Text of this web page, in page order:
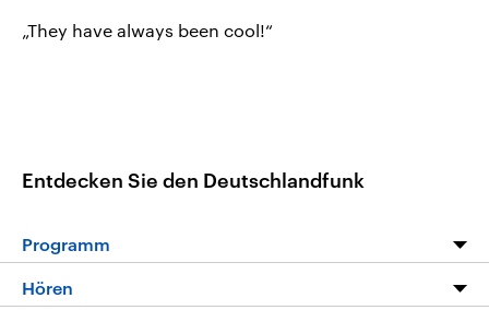
„They have always been cool!“
Entdecken Sie den Deutschlandfunk
Programm
Hören